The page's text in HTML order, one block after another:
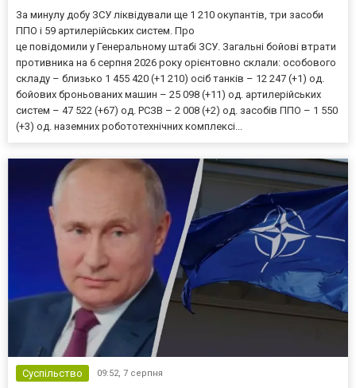
За минулу добу ЗСУ ліквідували ще 1 210 окупантів, три засоби
ППО і 59 артилерійських систем. Про
це повідомили у Генеральному штабі ЗСУ. Загальні бойові втрати
противника на 6 серпня 2026 року орієнтовно склали: особового
складу – близько 1 455 420 (+1 210) осіб танків – 12 247 (+1) од.
бойових броньованих машин – 25 098 (+11) од. артилерійських
систем – 47 522 (+67) од. РСЗВ – 2 008 (+2) од. засобів ППО – 1 550
(+3) од. наземних робототехнічних комплексі...
Суспільство 09:52, 7 серпня